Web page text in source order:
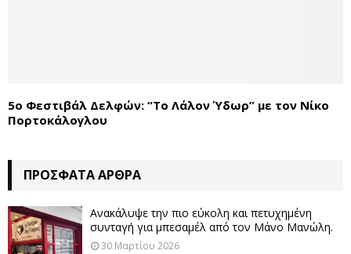
5ο Φεστιβάλ Δελφών: “Το Λάλον Ύδωρ” με τον Νίκο
Πορτοκάλογλου
ΠΡΌΣΦΑΤΑ ΆΡΘΡΑ
Ανακάλυψε την πιο εύκολη και πετυχημένη
συνταγή για μπεσαμέλ από τον Μάνο Μανώλη.
30 Μαρτίου 2026